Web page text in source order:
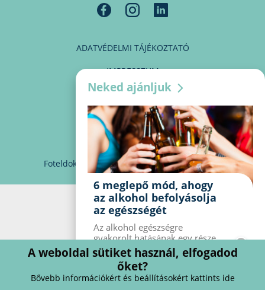
ADATVÉDELMI TÁJÉKOZTATÓ
IMPRESSZUM
MÉDIAAJÁNLAT
PARTNEREINK
KAPCSOLAT
Foteldoki info@foteldoki.hu Süti beállítások
Neked ajánljuk
6 meglepő mód, ahogy
az alkohol befolyásolja
az egészségét
Az alkohol egészségre
gyakorolt ​​hatásának egy része
jól ismert, mások azonban
meglepők lehetnek. Van hat
kevésbé ismert hatás, amelyet
az alkohol gyakorol a
A weboldal sütiket használ, elfogadod
őket?
Bővebb információkért és beállításokért kattints ide